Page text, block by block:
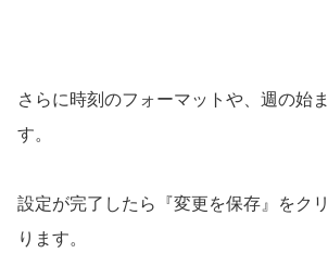
さらに時刻のフォーマットや、週の始
す。
設定が完了したら『変更を保存』をク
ります。